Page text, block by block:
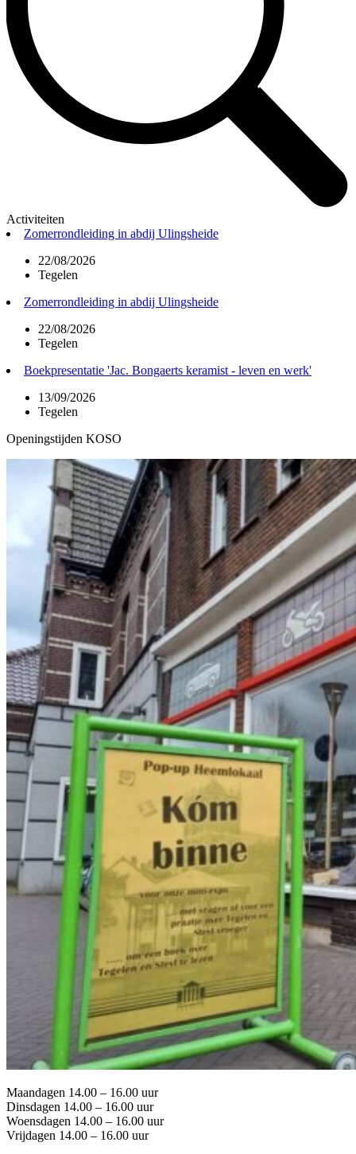
Activiteiten
Zomerrondleiding in abdij Ulingsheide
22/08/2026
Tegelen
Zomerrondleiding in abdij Ulingsheide
22/08/2026
Tegelen
Boekpresentatie 'Jac. Bongaerts keramist - leven en werk'
13/09/2026
Tegelen
Openingstijden KOSO
Maandagen 14.00 – 16.00 uur
Dinsdagen 14.00 – 16.00 uur
Woensdagen 14.00 – 16.00 uur
Vrijdagen 14.00 – 16.00 uur